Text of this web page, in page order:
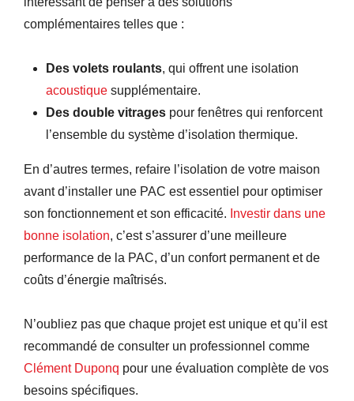
complémentaires telles que :
Des volets roulants, qui offrent une isolation
acoustique supplémentaire.
Des double vitrages pour fenêtres qui renforcent
l’ensemble du système d’isolation thermique.
En d’autres termes, refaire l’isolation de votre maison
avant d’installer une PAC est essentiel pour optimiser
son fonctionnement et son efficacité. Investir dans une
bonne isolation, c’est s’assurer d’une meilleure
performance de la PAC, d’un confort permanent et de
coûts d’énergie maîtrisés.
N’oubliez pas que chaque projet est unique et qu’il est
recommandé de consulter un professionnel comme
Clément Duponq pour une évaluation complète de vos
besoins spécifiques.